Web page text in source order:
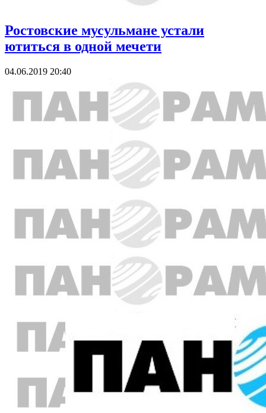
Ростовские мусульмане устали
ютиться в одной мечети
04.06.2019 20:40